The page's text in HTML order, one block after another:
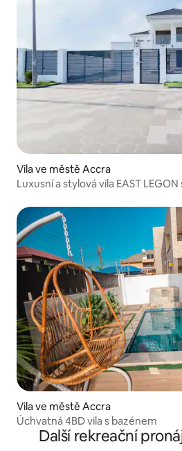
Vila ve městě Accra
Luxusní a stylová vila EAST
Vila ve městě Accra
Úchvatná 4BD vila s bazénem
Další rekreační